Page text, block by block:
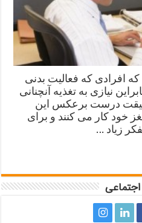
افرادی که فعالیت بدنی
نیازی به تغذیه آنچنانی
حقیقت درست برعکس این
خود کار می کنند و برای
زیاد …